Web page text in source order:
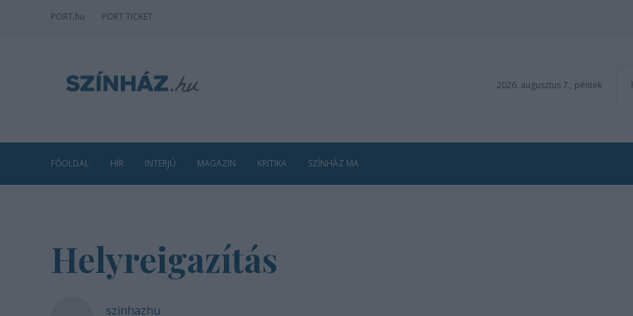
PORT.hu PORT TICKET
2026. augusztus 7., péntek
FŐOLDAL HÍR INTERJÚ MAGAZIN KRITIKA SZÍNHÁZ MA
Helyreigazítás
szinhazhu